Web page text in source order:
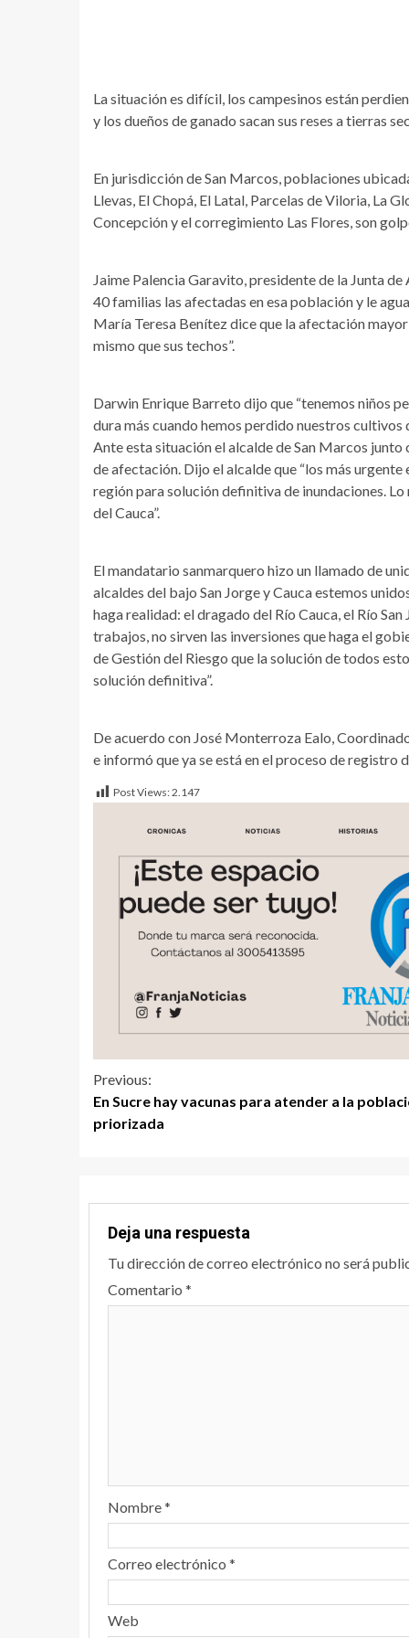
La situación es difícil, los campesinos están
y los dueños de ganado sacan sus reses a tierras
En jurisdicción de San Marcos, poblaciones
Llevas, El Chopá, El Latal, Parcelas de Viloria, La
Concepción y el corregimiento Las Flores, son
Jaime Palencia Garavito, presidente de la Junta
40 familias las afectadas en esa población y le
María Teresa Benítez dice que la afectación mayor
mismo que sus techos”.
Darwin Enrique Barreto dijo que “tenemos niños
dura más cuando hemos perdido nuestros cultivos
Ante esta situación el alcalde de San Marcos
de afectación. Dijo el alcalde que “los más urgente
región para solución definitiva de inundaciones.
del Cauca”.
El mandatario sanmarquero hizo un llamado de
alcaldes del bajo San Jorge y Cauca estemos
haga realidad: el dragado del Río Cauca, el Río
trabajos, no sirven las inversiones que haga el
de Gestión del Riesgo que la solución de todos
solución definitiva”.
De acuerdo con José Monterroza Ealo,
e informó que ya se está en el proceso de registro
Post Views:2.147
Previous:
En Sucre hay vacunas para atender a la
priorizada
Deja una respuesta
Tu dirección de correo electrónico no será
Comentario *
Nombre*
Correo electrónico *
Web